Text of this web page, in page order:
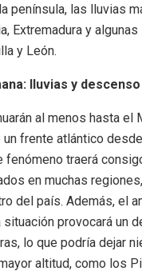
península, las lluvias
Extremadura y
y León.
lluvias y
al menos hasta el
un frente atlántico
fenómeno traerá
en muchas
del país. Además, el
situación provocará un
lo que podría dejar
altitud, como los